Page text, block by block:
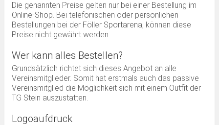
Die genannten Preise gelten nur bei einer Bestellung im
Online-Shop. Bei telefonischen oder persönlichen
Bestellungen bei der Föller Sportarena, können diese
Preise nicht gewährt werden.
Wer kann alles Bestellen?
Grundsätzlich richtet sich dieses Angebot an alle
Vereinsmitglieder. Somit hat erstmals auch das passive
Vereinsmitglied die Möglichkeit sich mit einem Outfit der
TG Stein auszustatten.
Logoaufdruck